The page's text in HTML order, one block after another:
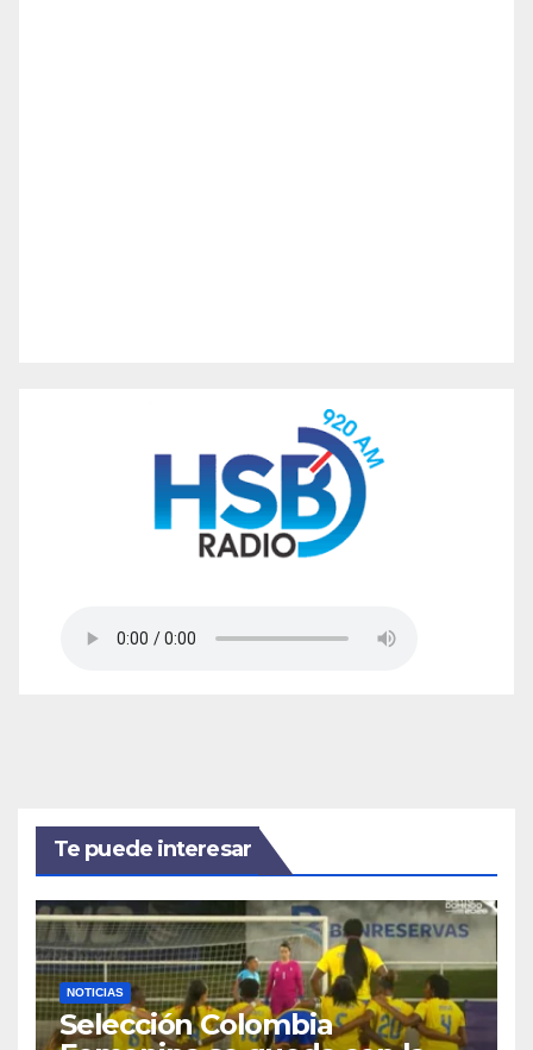
Te puede interesar
NOTICIAS
Selección Colombia